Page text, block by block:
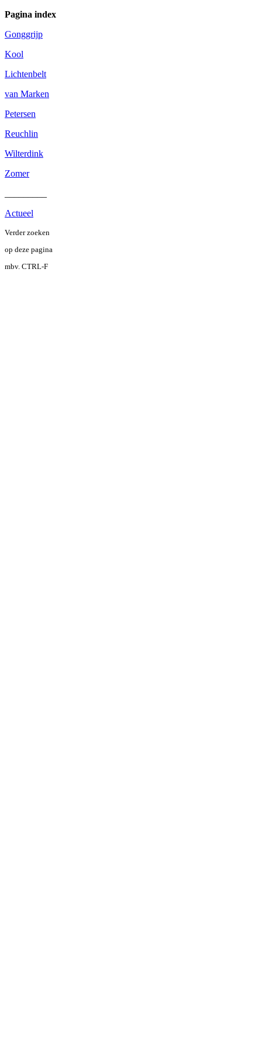
Pagina index
Gonggrijp
Kool
Lichtenbelt
van Marken
Petersen
Reuchlin
Wilterdink
Zomer
Actueel
Verder zoeken
op deze pagina
mbv. CTRL-F